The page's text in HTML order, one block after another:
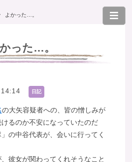
よかった…。
った…。
14:14 日記
の大矢容疑者への、皆の憎しみが
るのか不安になっていたのだ
の中谷代表が、会いに行ってく
彼女が関わってくれそうなこと